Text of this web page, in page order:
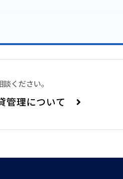
に良いです。ケーブルテレビが見られま
ください。
管理について